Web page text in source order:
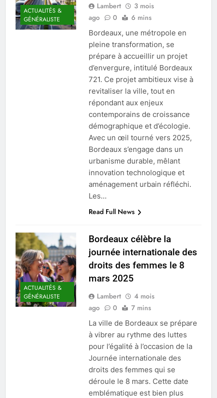
ACTUALITÉS &
GÉNÉRALISTE
Lambert
3 mois
ago
0 6 mins
Bordeaux, une métropole en
pleine transformation, se
prépare à accueillir un projet
d’envergure, intitulé Bordeaux
721. Ce projet ambitieux vise à
revitaliser la ville, tout en
répondant aux enjeux
contemporains de croissance
démographique et d’écologie.
Avec un œil tourné vers 2025,
Bordeaux s’engage dans un
urbanisme durable, mêlant
innovation technologique et
aménagement urbain réfléchi.
Les…
Read Full News
ACTUALITÉS &
GÉNÉRALISTE
Bordeaux célèbre la
journée internationale des
droits des femmes le 8
mars 2025
Lambert
4 mois
ago
0 7 mins
La ville de Bordeaux se prépare
à vibrer au rythme des luttes
pour l’égalité à l’occasion de la
Journée internationale des
droits des femmes qui se
déroule le 8 mars. Cette date
emblématique est bien plus